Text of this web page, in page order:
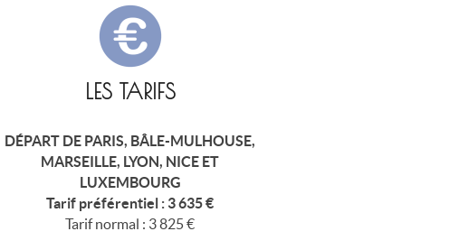
LES TARIFS
DÉPART DE PARIS, BÂLE-MULHOUSE,
MARSEILLE, LYON, NICE ET
LUXEMBOURG
Tarif préférentiel : 3 635 €
Tarif normal : 3 825 €